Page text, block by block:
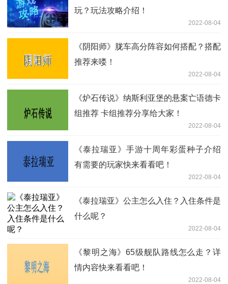
玩？玩法攻略介绍！
2022-08-04
《阴阳师》胧车高分阵容如何搭配？搭配
推荐来喽！
2022-08-04
《炉石传说》纳斯利亚堡的悬案亡语德卡
组推荐 卡组推荐分享给大家！
2022-08-04
《泰拉瑞亚》手游十周年彩蛋种子介绍
有需要的玩家快来看看吧！
2022-08-04
《泰拉瑞亚》公主怎么入住？入住条件是
什么呢？
2022-08-04
《黎明之海》65级舰队路线怎么走？详
情内容快来看看吧！
2022-08-04